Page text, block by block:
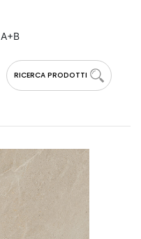
RICERCA PRODOTTI